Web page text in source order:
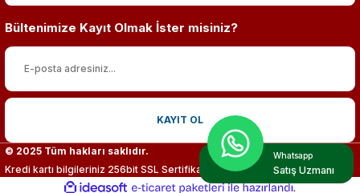
Bültenimize Kayıt Olmak İster misiniz?
KAYIT OL
© 2025 Tüm hakları saklıdır.
Kredi kartı bilgileriniz 256bit SSL Sertifikası ile %100 koruma altındadır.
Whatsapp
Satış Uzmanı
ideasoft e-